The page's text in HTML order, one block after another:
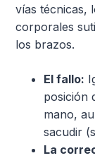
vías técnicas,
corporales
los brazos.
El fallo:
posición
mano,
sacudir
La